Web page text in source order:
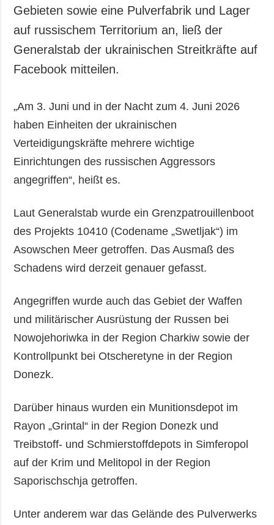
Gebieten sowie eine Pulverfabrik und Lager
auf russischem Territorium an, ließ der
Generalstab der ukrainischen Streitkräfte auf
Facebook mitteilen.
„Am 3. Juni und in der Nacht zum 4. Juni 2026
haben Einheiten der ukrainischen
Verteidigungskräfte mehrere wichtige
Einrichtungen des russischen Aggressors
angegriffen“, heißt es.
Laut Generalstab wurde ein Grenzpatrouillenboot
des Projekts 10410 (Codename „Swetljak“) im
Asowschen Meer getroffen. Das Ausmaß des
Schadens wird derzeit genauer gefasst.
Angegriffen wurde auch das Gebiet der Waffen
und militärischer Ausrüstung der Russen bei
Nowojehoriwka in der Region Charkiw sowie der
Kontrollpunkt bei Otscheretyne in der Region
Donezk.
Darüber hinaus wurden ein Munitionsdepot im
Rayon „Grintal“ in der Region Donezk und
Treibstoff- und Schmierstoffdepots in Simferopol
auf der Krim und Melitopol in der Region
Saporischschja getroffen.
Unter anderem war das Gelände des Pulverwerks